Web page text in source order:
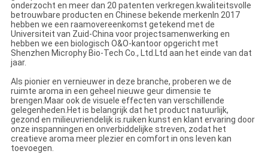
onderzocht en meer dan 20 patenten verkregen.kwaliteitsvolle
betrouwbare producten en Chinese bekende merkenIn 2017
hebben we een raamovereenkomst getekend met de
Universiteit van Zuid-China voor projectsamenwerking en
hebben we een biologisch O&O-kantoor opgericht met
Shenzhen Microphy Bio-Tech Co., Ltd.Ltd aan het einde van dat
jaar.
Als pionier en vernieuwer in deze branche, proberen we de
ruimte aroma in een geheel nieuwe geur dimensie te
brengen.Maar ook de visuele effecten van verschillende
gelegenheden.Het is belangrijk dat het product natuurlijk,
gezond en milieuvriendelijk is.ruiken kunst en klant ervaring door
onze inspanningen en onverbiddelijke streven, zodat het
creatieve aroma meer plezier en comfort in ons leven kan
toevoegen.